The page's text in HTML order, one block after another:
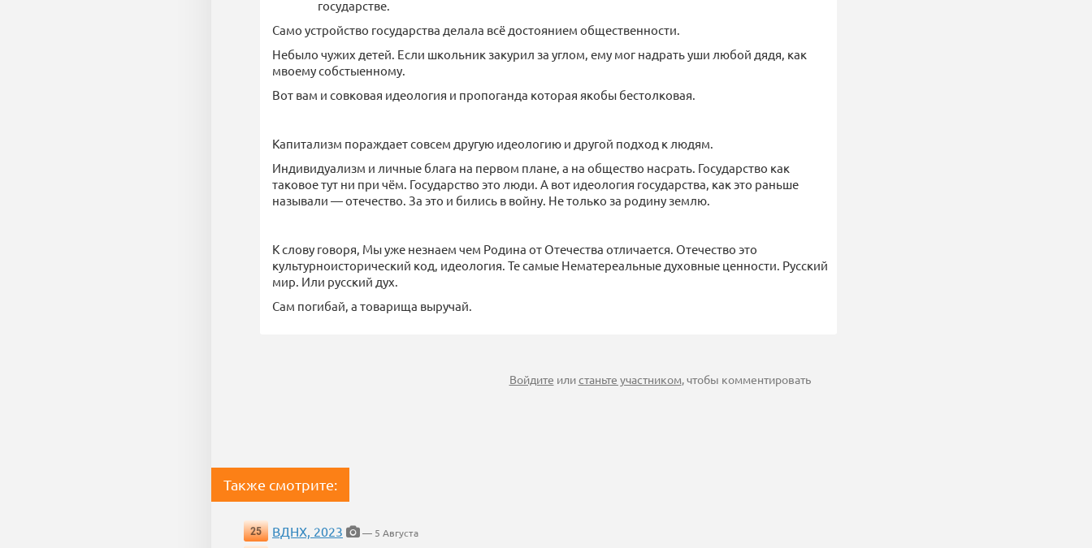
государстве.
Само устройство государства делала всё достоянием общественности.
Небыло чужих детей. Если школьник закурил за углом, ему мог надрать уши любой дядя, как
мвоему собстыенному.
Вот вам и совковая идеология и пропоганда которая якобы бестолковая.
Капитализм пораждает совсем другую идеологию и другой подход к людям.
Индивидуализм и личные блага на первом плане, а на общество насрать. Государство как
таковое тут ни при чём. Государство это люди. А вот идеология государства, как это раньше
называли — отечество. За это и бились в войну. Не только за родину землю.
К слову говоря, Мы уже незнаем чем Родина от Отечества отличается. Отечество это
культурноисторический код, идеология. Те самые Нематереальные духовные ценности. Русский
мир. Или русский дух.
Сам погибай, а товарища выручай.
Войдите илистаньте участником, чтобы комментировать
Также смотрите:
25 ВДНХ, 2023 — 5 Августа